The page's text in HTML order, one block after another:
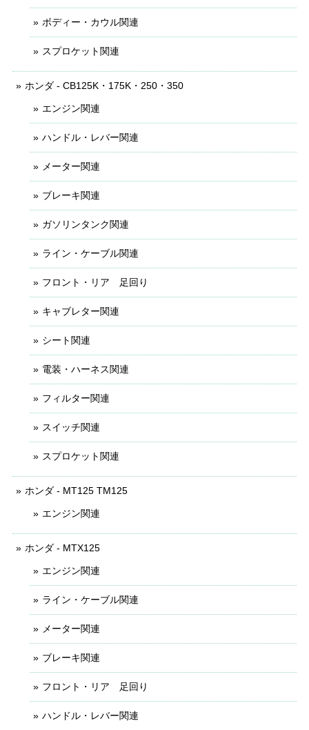
ボディー・カウル関連
スプロケット関連
ホンダ - CB125K・175K・250・350
エンジン関連
ハンドル・レバー関連
メーター関連
ブレーキ関連
ガソリンタンク関連
ライン・ケーブル関連
フロント・リア 足回り
キャブレター関連
シート関連
電装・ハーネス関連
フィルター関連
スイッチ関連
スプロケット関連
ホンダ - MT125 TM125
エンジン関連
ホンダ - MTX125
エンジン関連
ライン・ケーブル関連
メーター関連
ブレーキ関連
フロント・リア 足回り
ハンドル・レバー関連